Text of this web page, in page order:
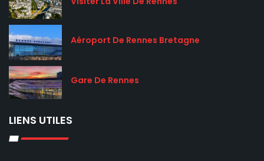
Aéroport De Rennes Bretagne
Gare De Rennes
LIENS UTILES